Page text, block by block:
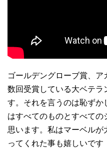
ゴールデングローブ賞、
数回受賞している大ベテラ
す。それを言うのは恥ずか
はすべてのものとすべての
思います。私はマーベル
ってくれた事も嬉しいで